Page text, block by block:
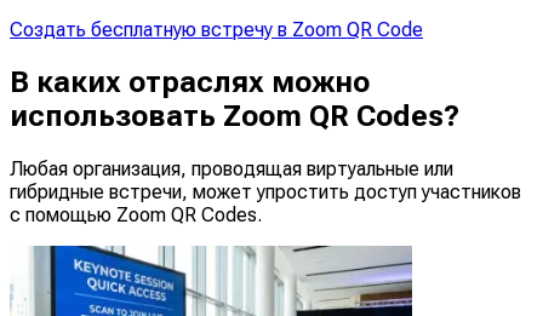
Создать бесплатную встречу в Zoom QR Code
В каких отраслях можно
использовать Zoom QR Codes?
Любая организация, проводящая виртуальные или
гибридные встречи, может упростить доступ участников
с помощью Zoom QR Codes.